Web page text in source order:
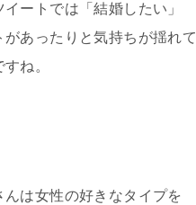
イートでは「結婚したい」
があったりと気持ちが揺れて
ね。
んは女性の好きなタイプを